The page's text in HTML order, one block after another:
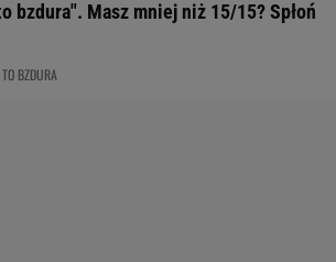
bzdura". Masz mniej niż 15/15? Spłoń
BZDURA